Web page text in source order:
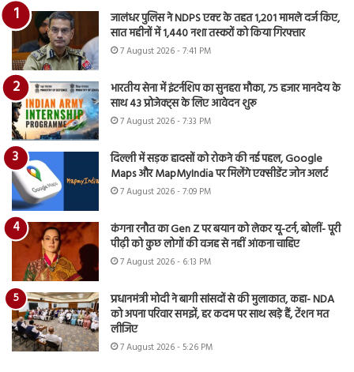
जालंधर पुलिस ने NDPS एक्ट के तहत 1,201 मामले दर्ज किए,
सात महीनों में 1,440 नशा तस्करों को किया गिरफ्तार
7 August 2026 - 7:41 PM
भारतीय सेना में इंटर्नशिप का सुनहरा मौका, 75 हजार मानदेय के
साथ 43 प्रोजेक्ट्स के लिए आवेदन शुरू
7 August 2026 - 7:33 PM
दिल्ली में सड़क हादसों को रोकने की नई पहल, Google
Maps और MapMyIndia पर मिलेंगे एक्सीडेंट जोन अलर्ट
7 August 2026 - 7:09 PM
कंगना रनौत का Gen Z पर बयान को लेकर यू-टर्न, बोलीं- पूरी
पीढ़ी को कुछ लोगों की वजह से नहीं आंकना चाहिए
7 August 2026 - 6:13 PM
प्रधानमंत्री मोदी ने बागी सांसदों से की मुलाकात, कहा- NDA
को अपना परिवार समझें, हर कदम पर साथ खड़े हैं, टेंशन मत
लीजिए
7 August 2026 - 5:26 PM